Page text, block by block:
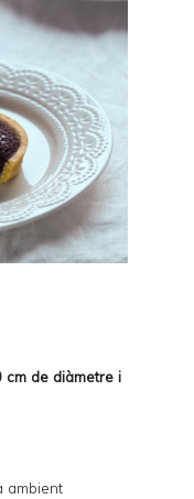
cm de diàmetre i
ambient